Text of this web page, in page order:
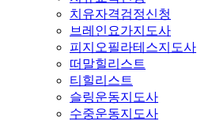
치유자격검정신청
브레인요가지도사
피지오필라테스지도사
떠말힐리스트
티힐리스트
슬링운동지도사
수중운동지도사